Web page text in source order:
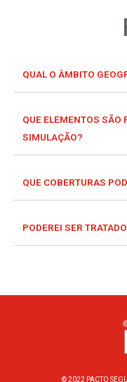
QUAL O ÂMBITO
QUE ELEMENTOS SÃO
SIMULAÇÃO?
QUE COBERTURAS
PODEREI SER
© 2022 PACTO